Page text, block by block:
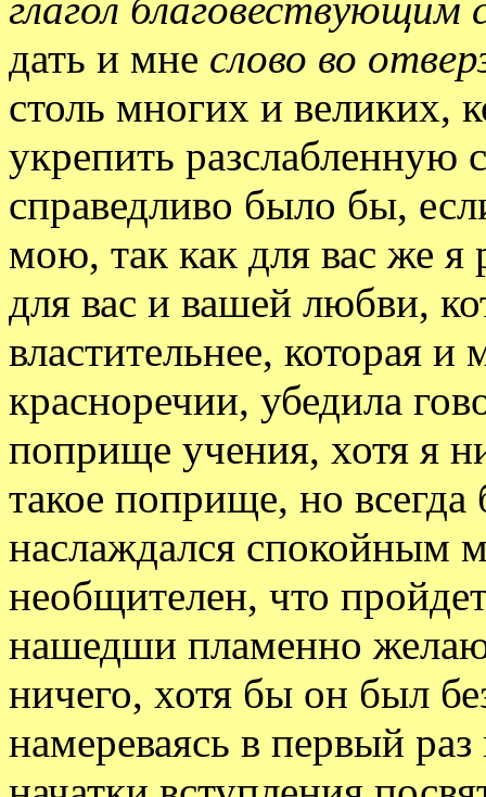
глагол
дать и мне слово во
столь многих и великих,
укрепить
справедливо было бы,
мою, так как для вас же
для вас и вашей любви,
властительнее, которая
красноречии, убедила
поприще учения, хотя я
такое поприще, но
наслаждался спокойным
необщителен, что
нашедши пламенно
ничего, хотя бы он был
намереваясь в первый